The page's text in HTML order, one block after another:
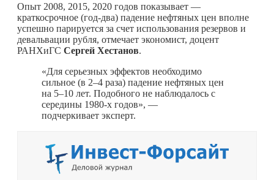
Опыт 2008, 2015, 2020 годов показывает —
краткосрочное (год-два) падение нефтяных цен вполне
успешно парируется за счет использования резервов и
девальвации рубля, отмечает экономист, доцент
РАНХиГС Сергей Хестанов.
«Для серьезных эффектов необходимо
сильное (в 2–4 раза) падение нефтяных цен
на 5–10 лет. Подобного не наблюдалось с
середины 1980-х годов», —
подчеркивает эксперт.